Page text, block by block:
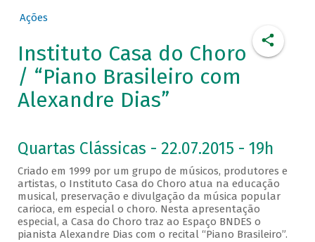
Ações
Instituto Casa do Choro
/ “Piano Brasileiro com
Alexandre Dias”
Quartas Clássicas - 22.07.2015 - 19h
Criado em 1999 por um grupo de músicos, produtores e
artistas, o Instituto Casa do Choro atua na educação
musical, preservação e divulgação da música popular
carioca, em especial o choro. Nesta apresentação
especial, a Casa do Choro traz ao Espaço BNDES o
pianista Alexandre Dias com o recital “Piano Brasileiro”.